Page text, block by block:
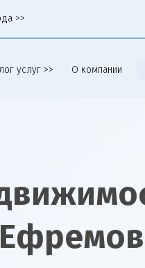
>>
услуг >> О компании